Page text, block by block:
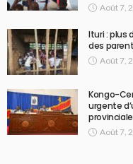
Août 7,
Ituri : plus
des
Août 7,
Kongo-
urgente
Août 7,